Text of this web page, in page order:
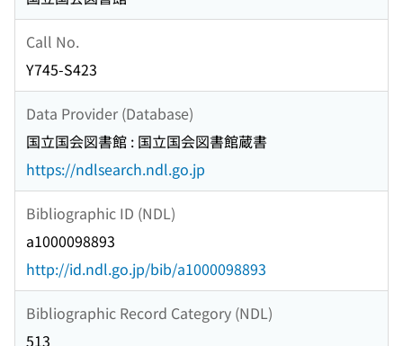
Call No.
Y745-S423
Data Provider (Database)
国立国会図書館 : 国立国会図書館蔵書
https://ndlsearch.ndl.go.jp
Bibliographic ID (NDL)
a1000098893
http://id.ndl.go.jp/bib/a1000098893
Bibliographic Record Category (NDL)
513